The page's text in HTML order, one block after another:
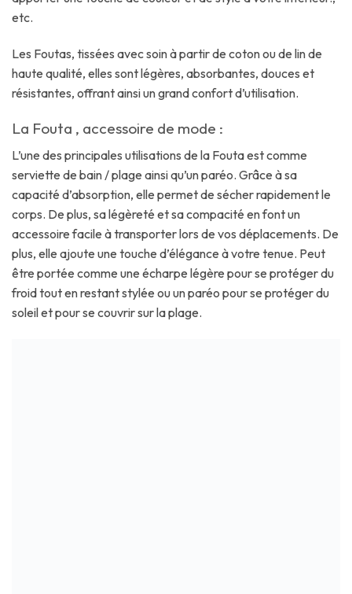
etc.
Les Foutas, tissées avec soin à partir de coton ou de lin de
haute qualité, elles sont légères, absorbantes, douces et
résistantes, offrant ainsi un grand confort d’utilisation.
La Fouta , accessoire de mode :
L’une des principales utilisations de la Fouta est comme
serviette de bain / plage ainsi qu’un paréo. Grâce à sa
capacité d’absorption, elle permet de sécher rapidement le
corps. De plus, sa légèreté et sa compacité en font un
accessoire facile à transporter lors de vos déplacements. De
plus, elle ajoute une touche d’élégance à votre tenue. Peut
être portée comme une écharpe légère pour se protéger du
froid tout en restant stylée ou un paréo pour se protéger du
soleil et pour se couvrir sur la plage.